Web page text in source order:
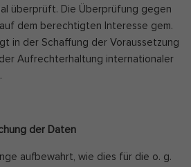
überprüft. Die Überprüfung gegen
dem berechtigten Interesse gem.
in der Schaffung der Voraussetzung
Aufrechterhaltung internationaler
der Daten
aufbewahrt, wie dies für die o. g.